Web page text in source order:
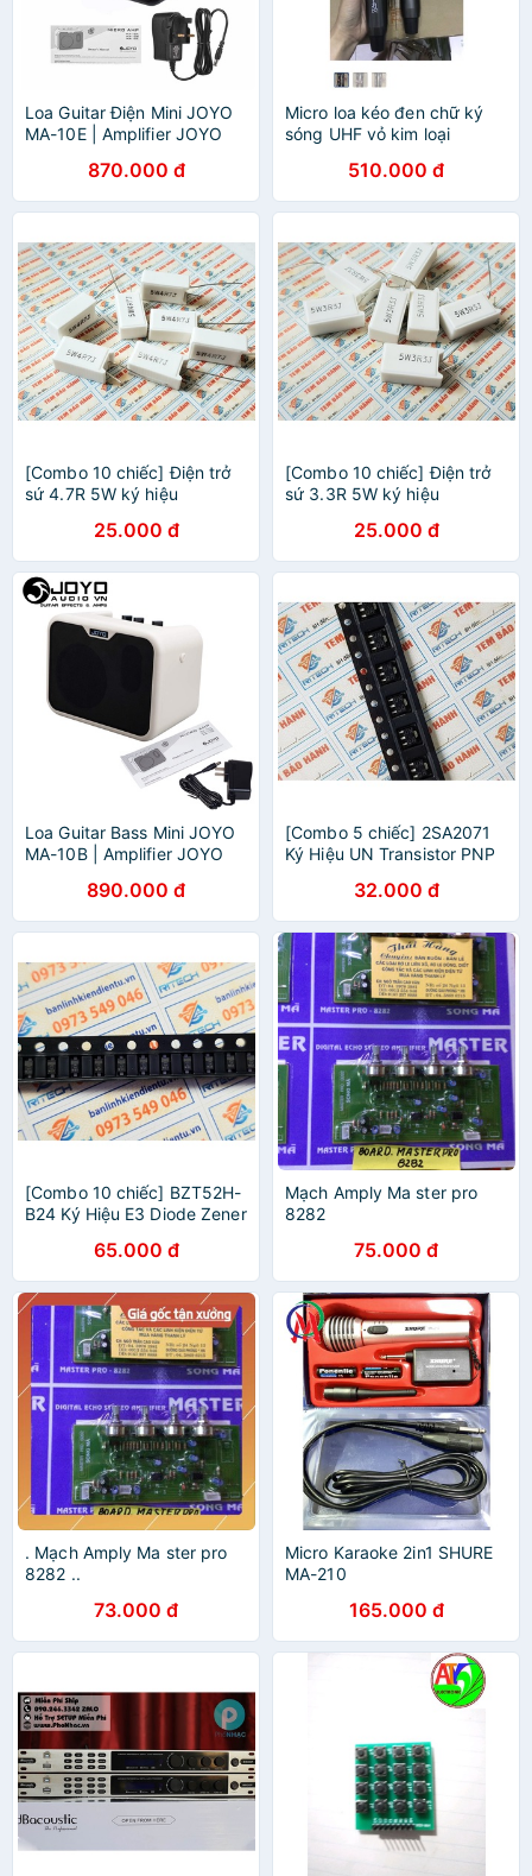
Loa Guitar Điện Mini JOYO
MA-10E | Amplifier JOYO
870.000 đ
Micro loa kéo đen chữ ký
sóng UHF vỏ kim loại
510.000 đ
[Combo 10 chiếc] Điện trở
sứ 4.7R 5W ký hiệu
25.000 đ
[Combo 10 chiếc] Điện trở
sứ 3.3R 5W ký hiệu
25.000 đ
Loa Guitar Bass Mini JOYO
MA-10B | Amplifier JOYO
890.000 đ
[Combo 5 chiếc] 2SA2071
Ký Hiệu UN Transistor PNP
32.000 đ
[Combo 10 chiếc] BZT52H-
B24 Ký Hiệu E3 Diode Zener
65.000 đ
Mạch Amply Ma ster pro
8282
75.000 đ
. Mạch Amply Ma ster pro
8282 ..
73.000 đ
Micro Karaoke 2in1 SHURE
MA-210
165.000 đ